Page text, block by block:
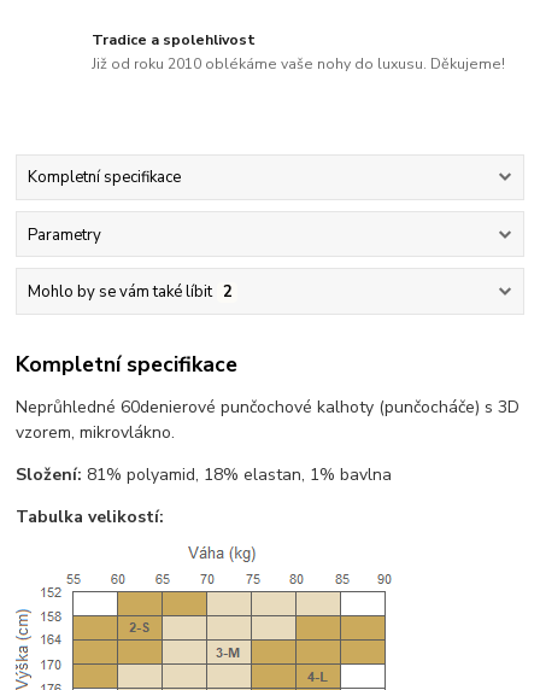
Tradice a spolehlivost
Již od roku 2010 oblékáme vaše nohy do luxusu. Děkujeme!
Kompletní specifikace
Parametry
Mohlo by se vám také líbit 2
Kompletní specifikace
Neprůhledné 60denierové punčochové kalhoty (punčocháče) s 3D
vzorem, mikrovlákno.
Složení: 81% polyamid, 18% elastan, 1% bavlna
Tabulka velikostí: